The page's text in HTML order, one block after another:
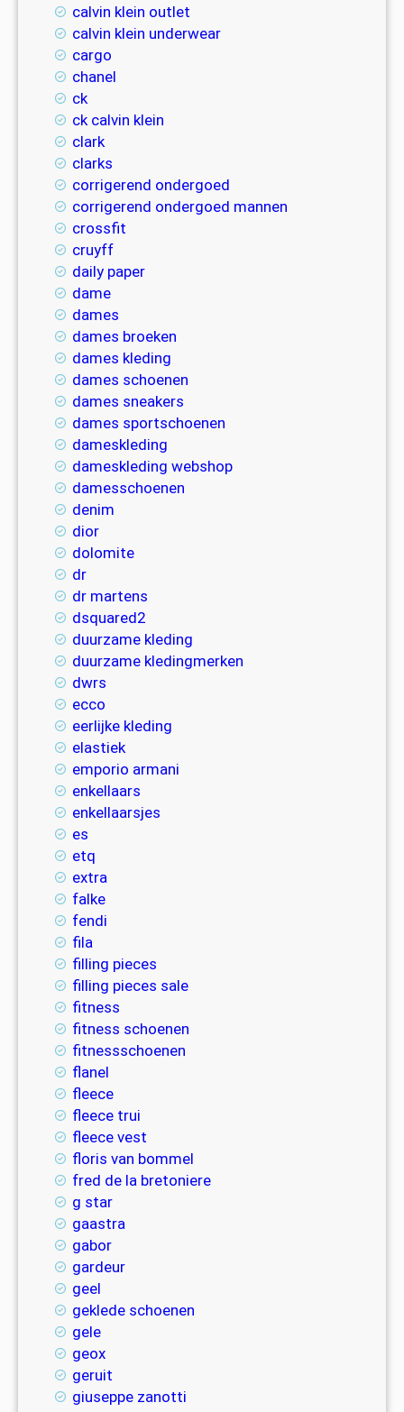
calvin klein outlet
calvin klein underwear
cargo
chanel
ck
ck calvin klein
clark
clarks
corrigerend ondergoed
corrigerend ondergoed mannen
crossfit
cruyff
daily paper
dame
dames
dames broeken
dames kleding
dames schoenen
dames sneakers
dames sportschoenen
dameskleding
dameskleding webshop
damesschoenen
denim
dior
dolomite
dr
dr martens
dsquared2
duurzame kleding
duurzame kledingmerken
dwrs
ecco
eerlijke kleding
elastiek
emporio armani
enkellaars
enkellaarsjes
es
etq
extra
falke
fendi
fila
filling pieces
filling pieces sale
fitness
fitness schoenen
fitnessschoenen
flanel
fleece
fleece trui
fleece vest
floris van bommel
fred de la bretoniere
g star
gaastra
gabor
gardeur
geel
geklede schoenen
gele
geox
geruit
giuseppe zanotti